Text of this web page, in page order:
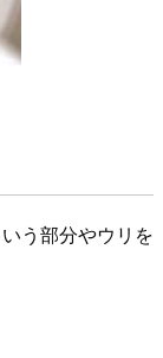
う部分やウリを